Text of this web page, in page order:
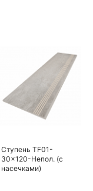
Ступень TF01-
30x120-Непол. (с
насечками)